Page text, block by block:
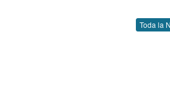
Toda la